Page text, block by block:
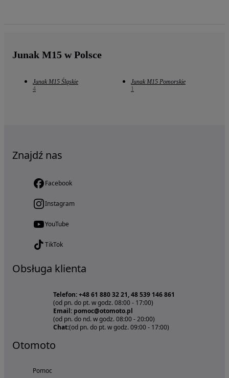
Junak M15 w Polsce
Junak M15 Śląskie
4
Junak M15 Pomorskie
1
Znajdź nas
Facebook
Instagram
YouTube
TikTok
Obsługa klienta
Telefon: +48 61 880 32 21, 48 539 146 861
(od pn. do pt. w godz. 08:00 - 17:00)
Email: pomoc@otomoto.pl
(od pn. do nd. w godz. 08:00 - 20:00)
Chat:(od pn. do pt. w godz. 09:00 - 17:00)
Otomoto
Pomoc